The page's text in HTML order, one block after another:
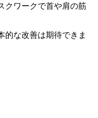
クワークで首や肩の筋
的な改善は期待できま